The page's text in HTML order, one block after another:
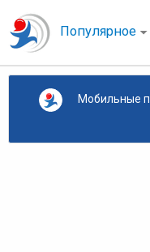
Популярное
Мобильные